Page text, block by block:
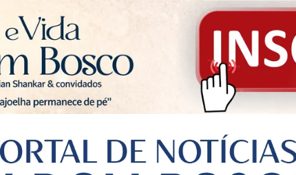
Sair da versão mobile